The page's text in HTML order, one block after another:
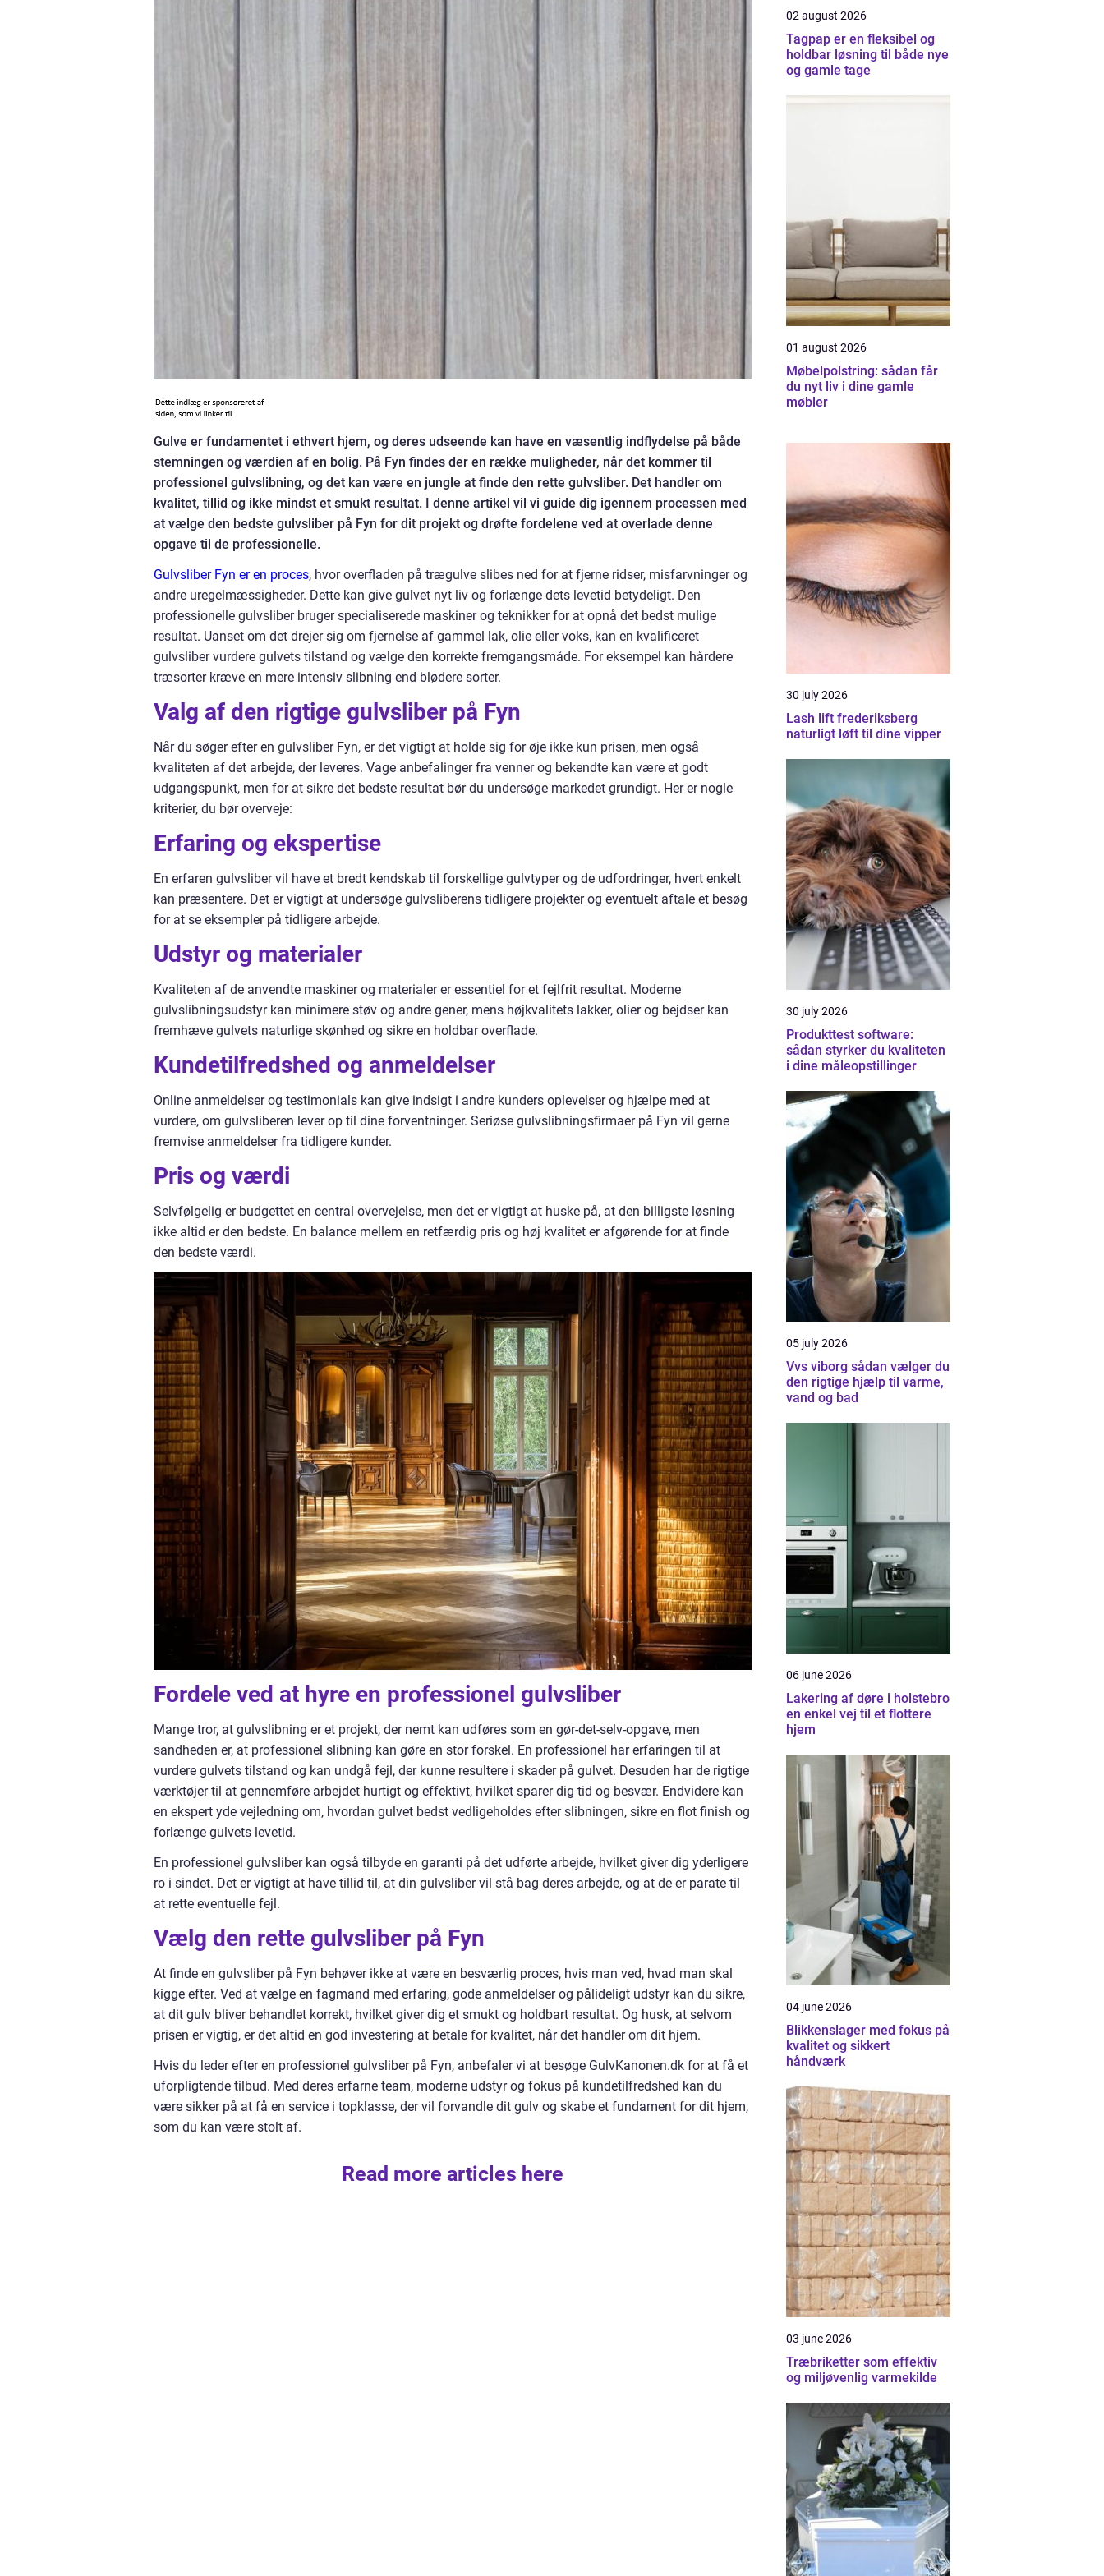
Gulve er fundamentet i ethvert hjem, og deres udseende kan have en væsentlig indflydelse på både
stemningen og værdien af en bolig. På Fyn findes der en række muligheder, når det kommer til
professionel gulvslibning, og det kan være en jungle at finde den rette gulvsliber. Det handler om
kvalitet, tillid og ikke mindst et smukt resultat. I denne artikel vil vi guide dig igennem processen med
at vælge den bedste gulvsliber på Fyn for dit projekt og drøfte fordelene ved at overlade denne
opgave til de professionelle.
Gulvsliber Fyn er en proces, hvor overfladen på trægulve slibes ned for at fjerne ridser, misfarvninger og
andre uregelmæssigheder. Dette kan give gulvet nyt liv og forlænge dets levetid betydeligt. Den
professionelle gulvsliber bruger specialiserede maskiner og teknikker for at opnå det bedst mulige
resultat. Uanset om det drejer sig om fjernelse af gammel lak, olie eller voks, kan en kvalificeret
gulvsliber vurdere gulvets tilstand og vælge den korrekte fremgangsmåde. For eksempel kan hårdere
træsorter kræve en mere intensiv slibning end blødere sorter.
Valg af den rigtige gulvsliber på Fyn
Når du søger efter en gulvsliber Fyn, er det vigtigt at holde sig for øje ikke kun prisen, men også
kvaliteten af det arbejde, der leveres. Vage anbefalinger fra venner og bekendte kan være et godt
udgangspunkt, men for at sikre det bedste resultat bør du undersøge markedet grundigt. Her er nogle
kriterier, du bør overveje:
Erfaring og ekspertise
En erfaren gulvsliber vil have et bredt kendskab til forskellige gulvtyper og de udfordringer, hvert enkelt
kan præsentere. Det er vigtigt at undersøge gulvsliberens tidligere projekter og eventuelt aftale et besøg
for at se eksempler på tidligere arbejde.
Udstyr og materialer
Kvaliteten af de anvendte maskiner og materialer er essentiel for et fejlfrit resultat. Moderne
gulvslibningsudstyr kan minimere støv og andre gener, mens højkvalitets lakker, olier og bejdser kan
fremhæve gulvets naturlige skønhed og sikre en holdbar overflade.
Kundetilfredshed og anmeldelser
Online anmeldelser og testimonials kan give indsigt i andre kunders oplevelser og hjælpe med at
vurdere, om gulvsliberen lever op til dine forventninger. Seriøse gulvslibningsfirmaer på Fyn vil gerne
fremvise anmeldelser fra tidligere kunder.
Pris og værdi
Selvfølgelig er budgettet en central overvejelse, men det er vigtigt at huske på, at den billigste løsning
ikke altid er den bedste. En balance mellem en retfærdig pris og høj kvalitet er afgørende for at finde
den bedste værdi.
Fordele ved at hyre en professionel gulvsliber
Mange tror, at gulvslibning er et projekt, der nemt kan udføres som en gør-det-selv-opgave, men
sandheden er, at professionel slibning kan gøre en stor forskel. En professionel har erfaringen til at
vurdere gulvets tilstand og kan undgå fejl, der kunne resultere i skader på gulvet. Desuden har de rigtige
værktøjer til at gennemføre arbejdet hurtigt og effektivt, hvilket sparer dig tid og besvær. Endvidere kan
en ekspert yde vejledning om, hvordan gulvet bedst vedligeholdes efter slibningen, sikre en flot finish og
forlænge gulvets levetid.
En professionel gulvsliber kan også tilbyde en garanti på det udførte arbejde, hvilket giver dig yderligere
ro i sindet. Det er vigtigt at have tillid til, at din gulvsliber vil stå bag deres arbejde, og at de er parate til
at rette eventuelle fejl.
Vælg den rette gulvsliber på Fyn
At finde en gulvsliber på Fyn behøver ikke at være en besværlig proces, hvis man ved, hvad man skal
kigge efter. Ved at vælge en fagmand med erfaring, gode anmeldelser og pålideligt udstyr kan du sikre,
at dit gulv bliver behandlet korrekt, hvilket giver dig et smukt og holdbart resultat. Og husk, at selvom
prisen er vigtig, er det altid en god investering at betale for kvalitet, når det handler om dit hjem.
Hvis du leder efter en professionel gulvsliber på Fyn, anbefaler vi at besøge GulvKanonen.dk for at få et
uforpligtende tilbud. Med deres erfarne team, moderne udstyr og fokus på kundetilfredshed kan du
være sikker på at få en service i topklasse, der vil forvandle dit gulv og skabe et fundament for dit hjem,
som du kan være stolt af.
Read more articles here
02 august 2026
Tagpap er en fleksibel og
holdbar løsning til både nye
og gamle tage
01 august 2026
Møbelpolstring: sådan får
du nyt liv i dine gamle
møbler
30 july 2026
Lash lift frederiksberg
naturligt løft til dine vipper
30 july 2026
Produkttest software:
sådan styrker du kvaliteten
i dine måleopstillinger
05 july 2026
Vvs viborg sådan vælger du
den rigtige hjælp til varme,
vand og bad
06 june 2026
Lakering af døre i holstebro
en enkel vej til et flottere
hjem
04 june 2026
Blikkenslager med fokus på
kvalitet og sikkert
håndværk
03 june 2026
Træbriketter som effektiv
og miljøvenlig varmekilde